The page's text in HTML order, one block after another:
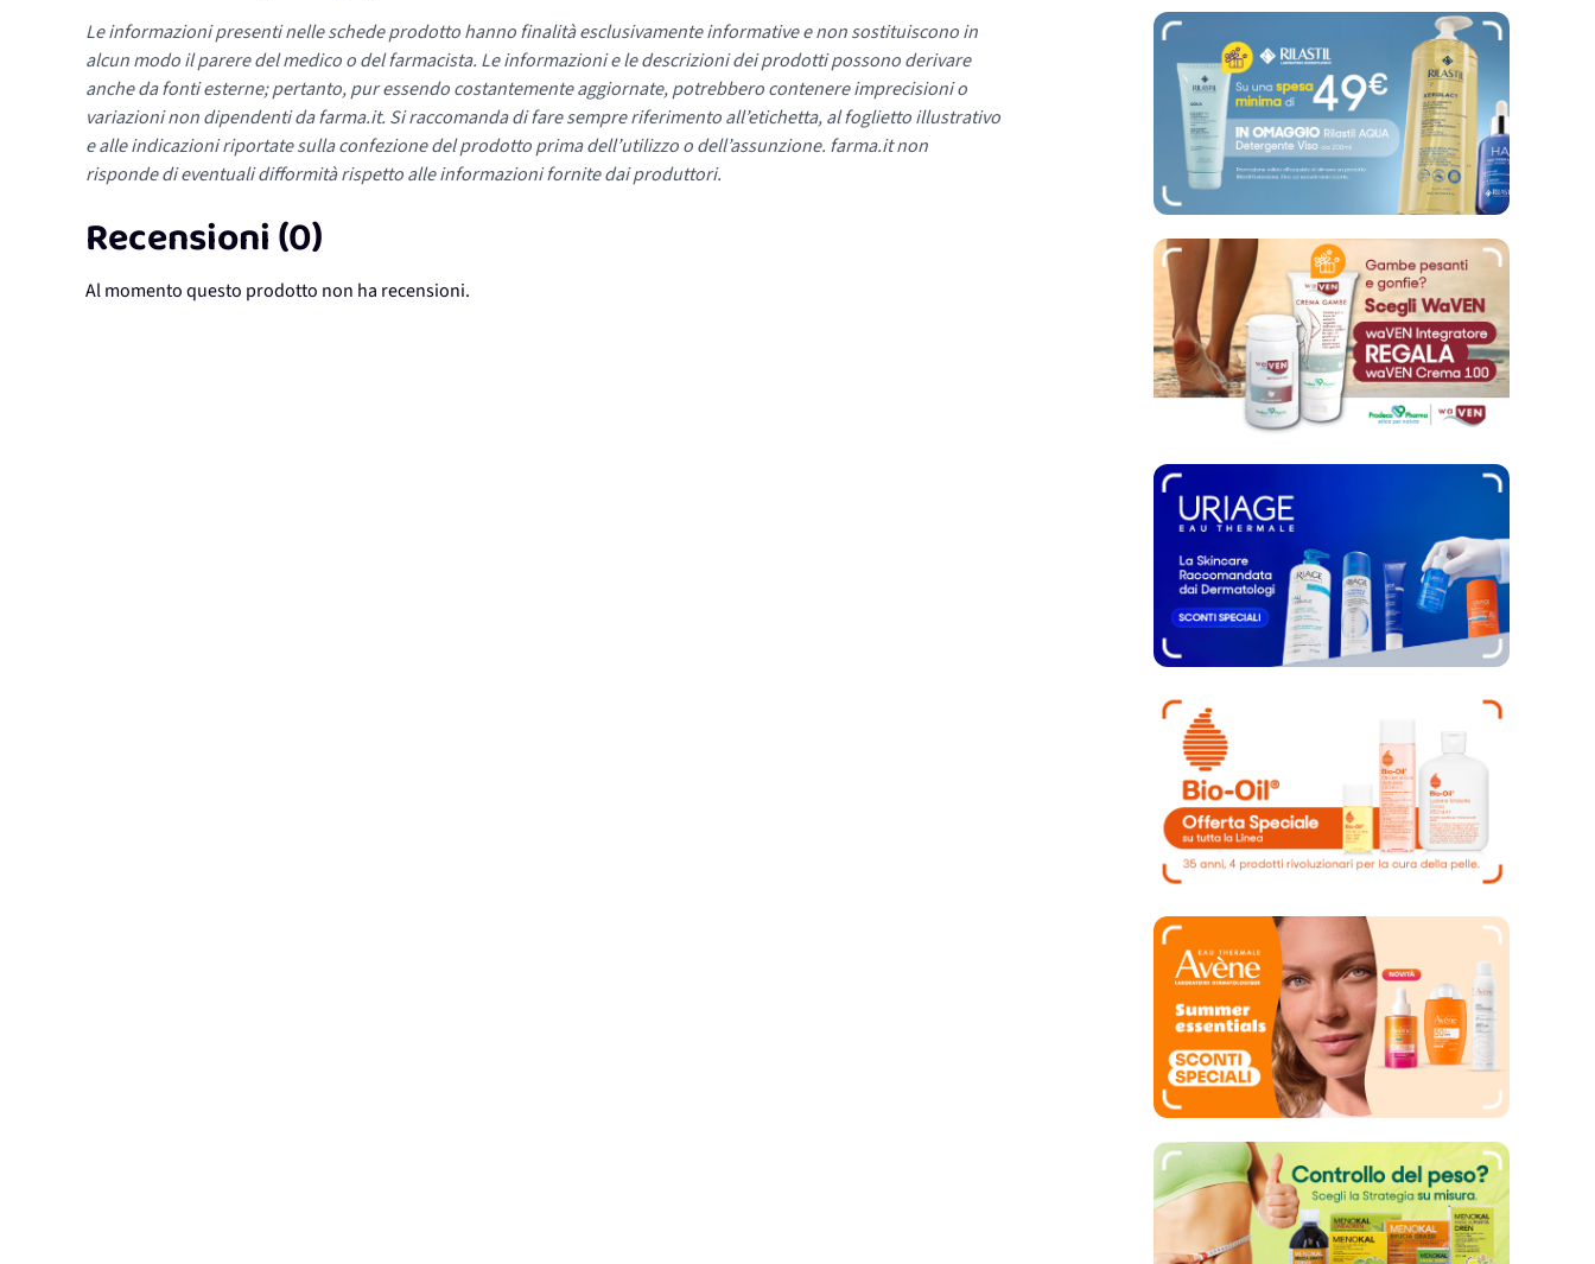
Le informazioni presenti nelle schede prodotto hanno finalità esclusivamente informative e non sostituiscono in
alcun modo il parere del medico o del farmacista. Le informazioni e le descrizioni dei prodotti possono derivare
anche da fonti esterne; pertanto, pur essendo costantemente aggiornate, potrebbero contenere imprecisioni o
variazioni non dipendenti da farma.it. Si raccomanda di fare sempre riferimento all’etichetta, al foglietto illustrativo
e alle indicazioni riportate sulla confezione del prodotto prima dell’utilizzo o dell’assunzione. farma.it non
risponde di eventuali difformità rispetto alle informazioni fornite dai produttori.
Recensioni (0)
Al momento questo prodotto non ha recensioni.